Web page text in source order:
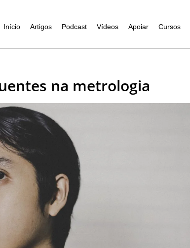
Início Artigos Podcast Vídeos Apoiar Cursos
na metrologia